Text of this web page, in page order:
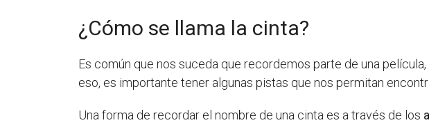
¿Cómo se llama la cinta?
Es común que nos suceda que recordemos parte de una película,
eso, es importante tener algunas pistas que nos permitan
Una forma de recordar el nombre de una cinta es a través de los